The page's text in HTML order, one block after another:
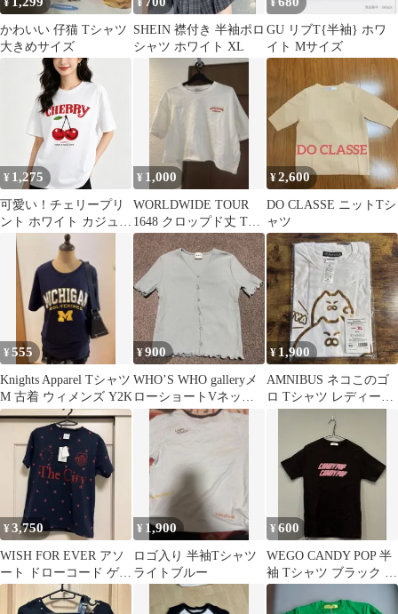
¥
かわいい 仔猫 Tシャツ
大きめサイズ
¥
SHEIN 襟付き 半袖ポロ
シャツ ホワイト XL
¥
GU リブT{半袖} ホワ
イト Mサイズ
¥ 1,275
可愛い！チェリープリ
ント ホワイト カジュア
ルTシャツ レディース
新品 送料込 男女兼用
¥ 1,000
WORLDWIDE TOUR
1648 クロップド丈 Tシ
ャツ
¥2,600
DO CLASSE ニットTシ
ャツ
¥555
Knights Apparel Tシャツ
M 古着 ウィメンズ Y2K
¥900
WHO’S WHO galleryメ
ローショートVネック
TEE
¥ 1,900
AMNIBUS ネコこのゴ
ロ Tシャツ レディース
XL ホワイト
¥3,750
WISH FOR EVER アソ
ート ドローコード ゲー
ム ロゴT
¥ 1,900
ロゴ入り 半袖Tシャツ
ライトブルー
¥600
WEGO CANDY POP 半
袖 Tシャツ ブラック S
サイズ